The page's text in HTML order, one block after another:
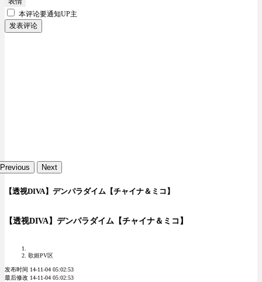
本评论要通知UP主
发表评论
Previous Next
【透视DIVA】デンパラダイム【チャイナ＆ミコ】
【透视DIVA】デンパラダイム【チャイナ＆ミコ】
歌姬PV区
发布时间 14-11-04 05:02:53
最后修改 14-11-04 05:02:53